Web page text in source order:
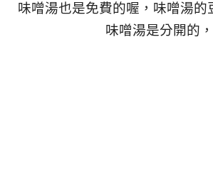
味噌湯也是免費的喔，味噌湯的
味噌湯是分開的，